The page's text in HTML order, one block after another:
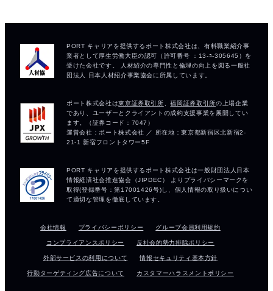
会社情報 プライバシーポリシー グループ会員利用規約
コンプライアンスポリシー 反社会的勢力排除ポリシー
外部サービスの利用について 情報セキュリティ基本方針
行動ターゲティング広告について カスタマーハラスメントポリシー